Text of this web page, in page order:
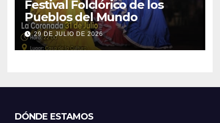
Festival Folclórico de los
Pueblos del Mundo
29 DE JULIO DE 2026
DÓNDE ESTAMOS